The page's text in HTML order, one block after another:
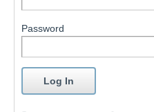
Password